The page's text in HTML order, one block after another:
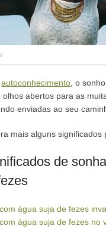
autoconhecimento , o
olhos abertos para as
enviadas ao seu
mais alguns significados
de
água suja de fezes
água suja de fezes no